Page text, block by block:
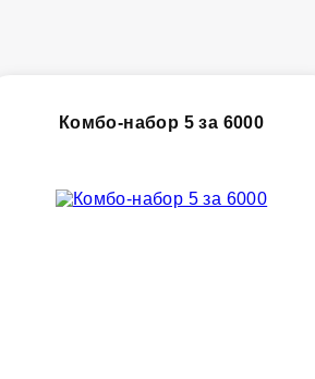
Комбо-набор 5 за 6000